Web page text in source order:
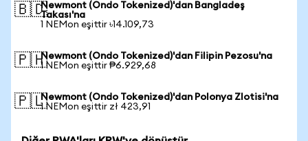
🇧🇩Newmont (Ondo Tokenized)'dan Bangladeş
Takası'na
1 NEMon eşittir ৳14.109,73
🇵🇭Newmont (Ondo Tokenized)'dan Filipin Pezosu'na
1 NEMon eşittir ₱6.929,68
🇵🇱Newmont (Ondo Tokenized)'dan Polonya Zlotisi'na
1 NEMon eşittir zł 423,91